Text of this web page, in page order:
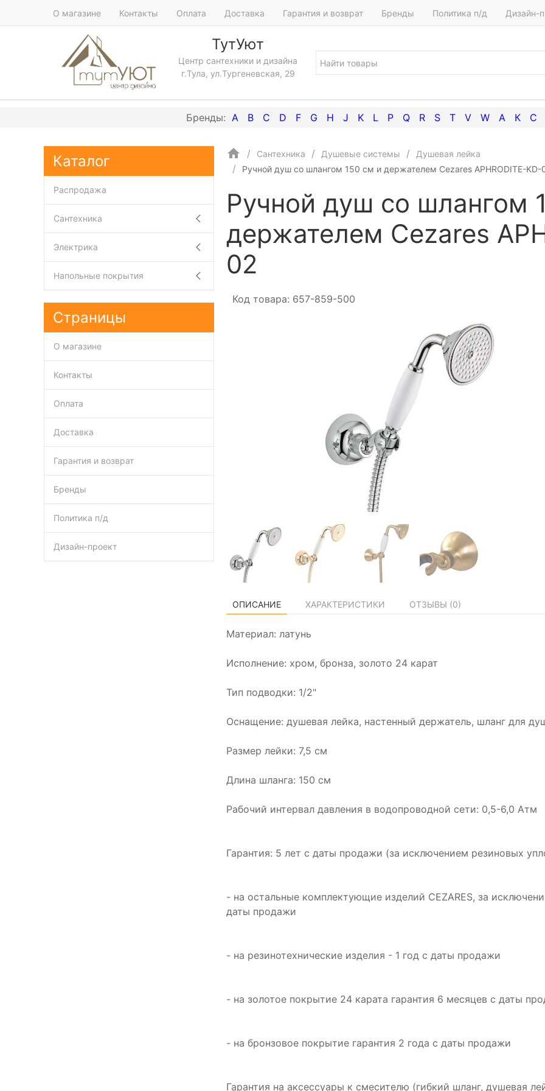
О магазине Контакты Оплата Доставка Гарантия и возврат Бренды Политика п/д Дизайн-
ТутУют
Центр сантехники и дизайна
г.Тула, ул.Тургеневская, 29
A B C D F G H J K L P Q R S T V W А К С
Сантехника Душевые системы
Душевая лейка
Ручной душ со шлангом 150 см и держателем Cezares APHRODITE-KD-
Ручной душ со шлангом
держателем Cezares
02
Код товара: 657-859-500
ОПИСАНИЕ ХАРАКТЕРИСТИКИ ОТЗЫВЫ (0)
Материал: латунь
Исполнение: хром, бронза, золото 24 карат
Тип подводки: 1/2"
Оснащение: душевая лейка, настенный держатель, шланг для
Размер лейки: 7,5 см
Длина шланга: 150 см
Рабочий интервал давления в водопроводной сети: 0,5-6,0 Атм
Гарантия: 5 лет с даты продажи (за исключением резиновых
- на остальные комплектующие изделий CEZARES, за
даты продажи
- на резинотехнические изделия - 1 год с даты продажи
- на золотое покрытие 24 карата гарантия 6 месяцев с даты
- на бронзовое покрытие гарантия 2 года с даты продажи
Гарантия на аксессуары к смесителю (гибкий шланг, душевая
Каталог
Распродажа
Сантехника
Электрика
Напольные покрытия
Страницы
О магазине
Контакты
Оплата
Доставка
Гарантия и возврат
Бренды
Политика п/д
Дизайн-проект